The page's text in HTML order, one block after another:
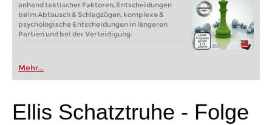
anhand taktischer Faktoren, Entscheidungen
beim Abtausch & Schlagzügen, komplexe &
psychologische Entscheidungen in längeren
Partien und bei der Verteidigung.
Mehr...
Ellis Schatztruhe - Folge